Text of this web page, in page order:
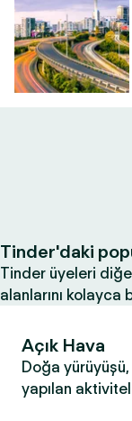
Tinder'daki
Tinder üyeleri
alanlarını kolayca
Açık Hava
Doğa
yapılan